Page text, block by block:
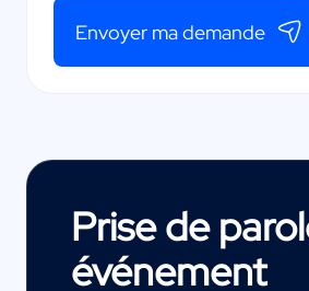
Envoyer ma demande
Prise de
événement